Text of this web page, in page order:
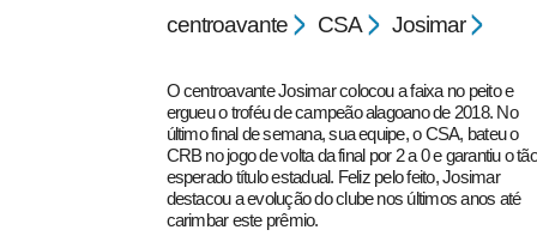
pecbol.com
centroavante
CSA Josimar
O centroavante Josimar colocou a faixa no peito e
ergueu o troféu de campeão alagoano de 2018. No
último final de semana, sua equipe, o CSA, bateu o
CRB no jogo de volta da final por 2 a 0 e garantiu o tão
esperado título estadual. Feliz pelo feito, Josimar
destacou a evolução do clube nos últimos anos até
carimbar este prêmio.